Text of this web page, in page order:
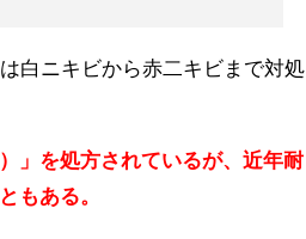
白ニキビから赤二キビまで対処
」を処方されているが、近年耐
もある。